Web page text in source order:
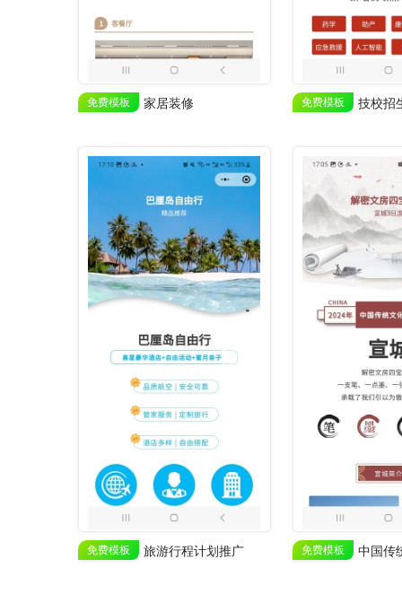
免费模板 家居装修 免费模板 技校招
免费模板 旅游行程计划推广 免费模板 中国传